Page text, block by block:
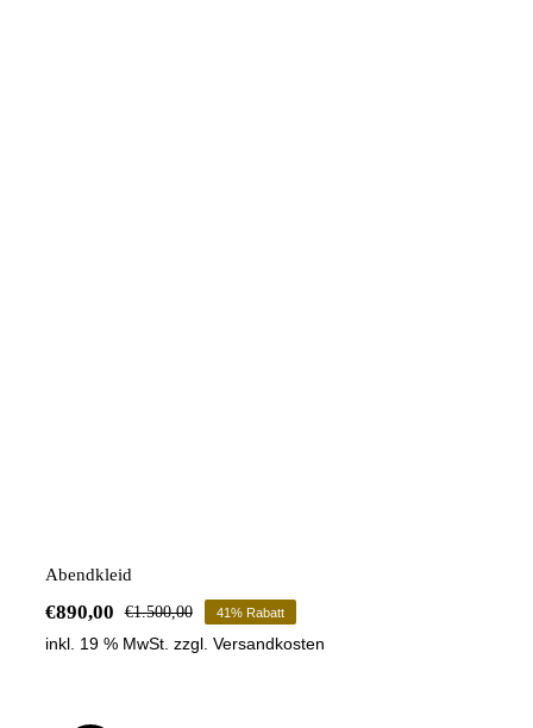
Abendkleid
€1.500,00Ursprünglicher
Preis
€890,00
Aktueller
Preis
41% Rabatt
inkl. 19 % MwSt. zzgl. Versandkosten